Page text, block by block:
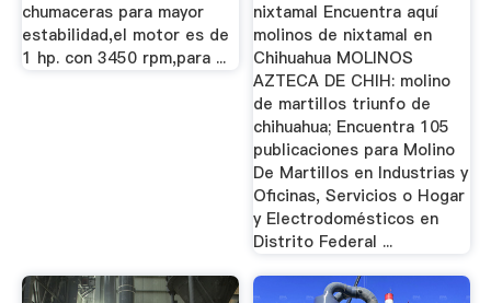
chumaceras para mayor
estabilidad,el motor es de
1 hp. con 3450 rpm,para ...
nixtamal Encuentra aquí
molinos de nixtamal en
Chihuahua MOLINOS
AZTECA DE CHIH: molino
de martillos triunfo de
chihuahua; Encuentra 105
publicaciones para Molino
De Martillos en Industrias y
Oficinas, Servicios o Hogar
y Electrodomésticos en
Distrito Federal ...